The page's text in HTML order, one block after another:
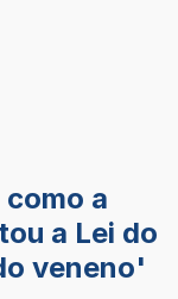
a
a Lei do
veneno'